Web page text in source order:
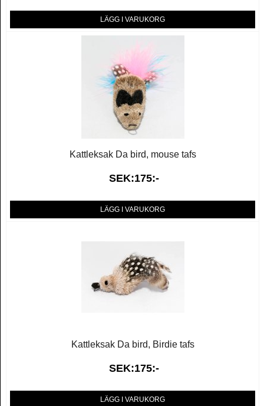
LÄGG I VARUKORG
Kattleksak Da bird, mouse tafs
SEK:175:-
LÄGG I VARUKORG
Kattleksak Da bird, Birdie tafs
SEK:175:-
LÄGG I VARUKORG